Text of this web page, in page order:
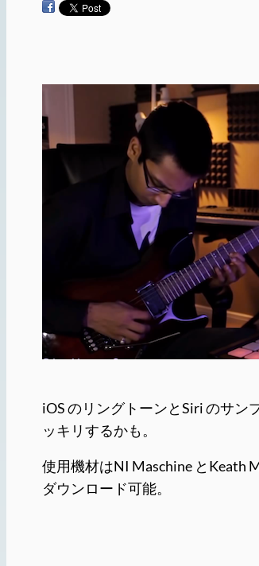
iOS のリングトーンとSiri のサ
ッキリするかも。
使用機材はNI Maschine とKeath
ダウンロード可能。